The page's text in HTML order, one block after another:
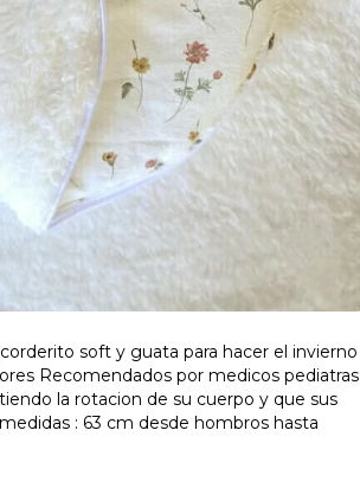
soft y guata para hacer el invierno
Recomendados por medicos pediatras
la rotacion de su cuerpo y que sus
: 63 cm desde hombros hasta